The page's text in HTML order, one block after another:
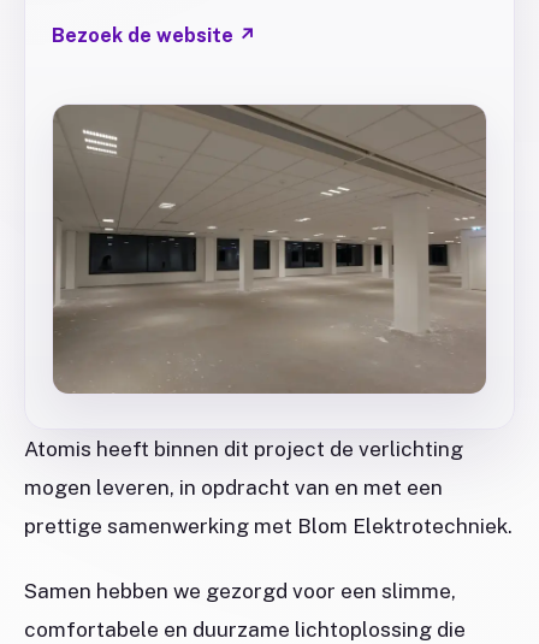
Bezoek de website ↗
Atomis heeft binnen dit project de verlichting
mogen leveren, in opdracht van en met een
prettige samenwerking met Blom Elektrotechniek.
Samen hebben we gezorgd voor een slimme,
comfortabele en duurzame lichtoplossing die